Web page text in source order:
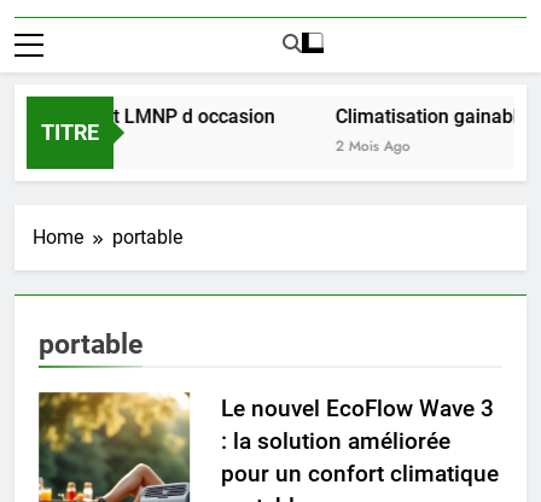
TITRE
l achat LMNP d occasion Climatisation gainable
2 Mois Ago
Home portable
portable
Le nouvel EcoFlow Wave 3
: la solution améliorée
pour un confort climatique